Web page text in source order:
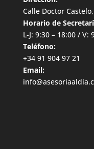
Calle Doctor
Horario de
L-J: 9:30 – 18:00 / V:
Teléfono:
+34 91 904 97 21
Email: